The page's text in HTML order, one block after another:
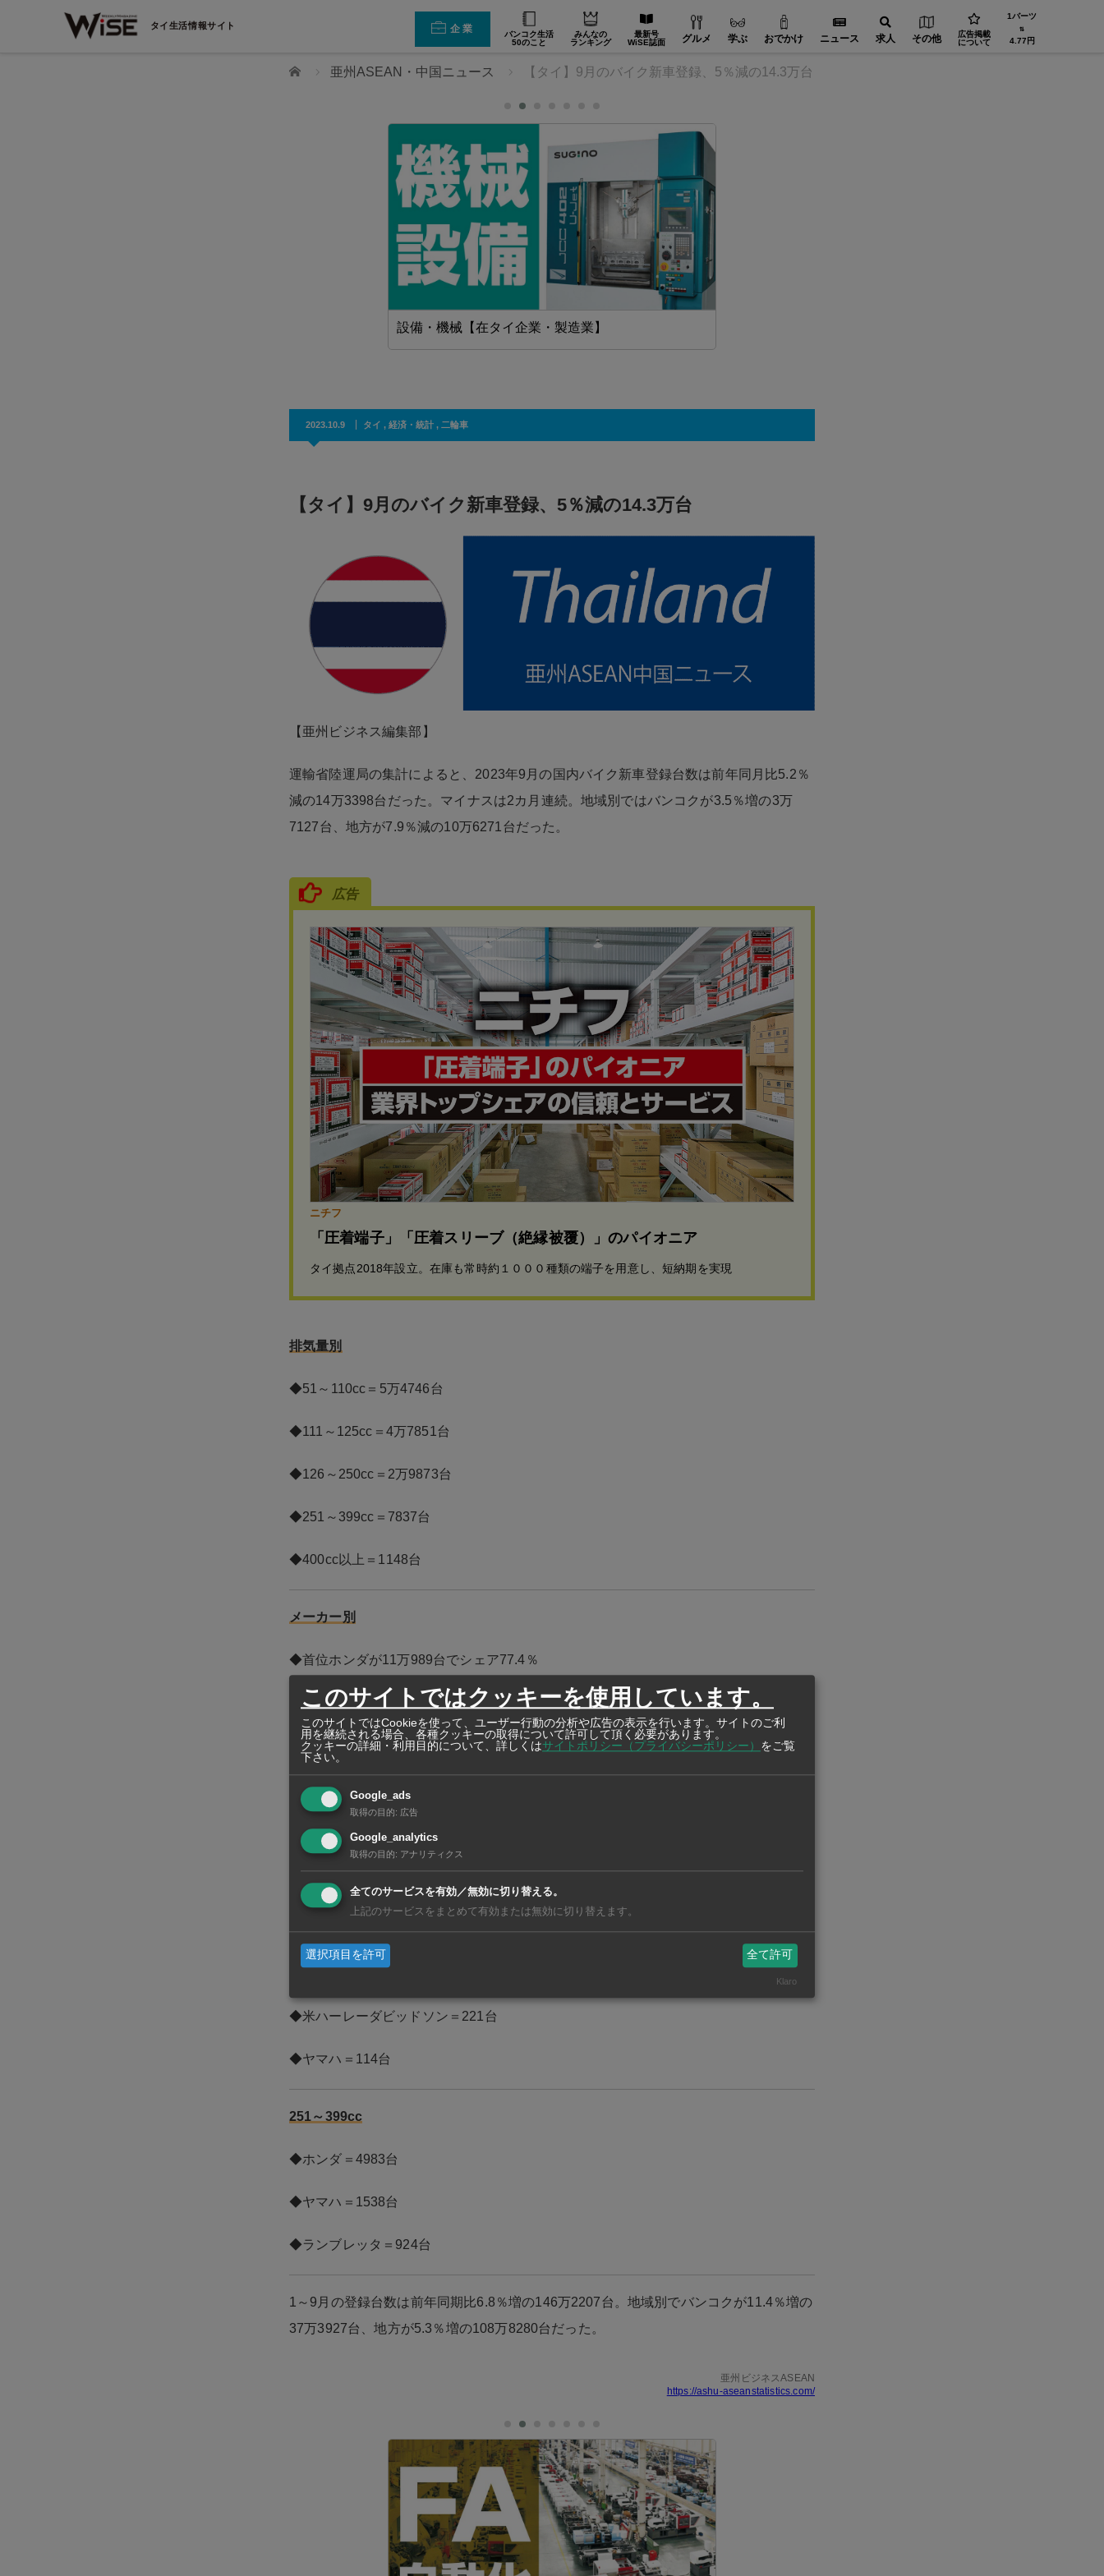
タイ生活情報サイト 企業
バンコク生活
50のこと
みんなの
ランキング
最新号
WiSE誌面
グルメ 学ぶ おでかけ ニュース 求人 その他
広告掲載
について
1バーツ
⇅
4.77円
ホーム 亜州ASEAN・中国ニュース 【タイ】9月のバイク新車登録、5％減の14.3万台
設備・機械【在タイ企業・製造業】
2023.10.9 タイ , 経済・統計 , 二輪車
【タイ】9月のバイク新車登録、5％減の14.3万台
【亜州ビジネス編集部】
運輸省陸運局の集計によると、2023年9月の国内バイク新車登録台数は前年同月比5.2％
減の14万3398台だった。マイナスは2カ月連続。地域別ではバンコクが3.5％増の3万
7127台、地方が7.9％減の10万6271台だった。
広告
ニチフ
「圧着端子」「圧着スリーブ（絶縁被覆）」のパイオニア
タイ拠点2018年設立。在庫も常時約１０００種類の端子を用意し、短納期を実現
排気量別
◆51～110cc＝5万4746台
◆111～125cc＝4万7851台
◆126～250cc＝2万9873台
◆251～399cc＝7837台
◆400cc以上＝1148台
メーカー別
◆首位ホンダが11万989台でシェア77.4％
◆ヤマハ＝2万918台◆伊ベスパ＝3350台
◆地場系GPX＝2547台
◆伊ランブレッタ＝1421台
◆台湾系デコ＝820台
◆スズキ＝528台
400cc以上
◆米ハーレーダビッドソン＝221台
◆ヤマハ＝114台
251～399cc
◆ホンダ＝4983台
◆ヤマハ＝1538台
◆ランブレッタ＝924台
1～9月の登録台数は前年同期比6.8％増の146万2207台。地域別でバンコクが11.4％増の
37万3927台、地方が5.3％増の108万8280台だった。
亜州ビジネスASEAN
https://ashu-aseanstatistics.com/
このサイトではクッキーを使用しています。
このサイトではCookieを使って、ユーザー行動の分析や広告の表示を行います。サイトのご利
用を継続される場合、各種クッキーの取得について許可して頂く必要があります。
クッキーの詳細・利用目的について、詳しくはサイトポリシー（プライバシーポリシー） をご覧
下さい。
Google_ads
取得の目的: 広告
Google_analytics
取得の目的: アナリティクス
全てのサービスを有効／無効に切り替える。
上記のサービスをまとめて有効または無効に切り替えます。
選択項目を許可 全て許可
Klaro